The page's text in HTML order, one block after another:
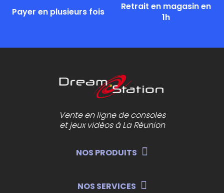
Payer en plusieurs fois
Retrait en magasin en
1h
Vente en ligne de consoles
et jeux vidéos à La Réunion
NOS PRODUITS
NOS SERVICES